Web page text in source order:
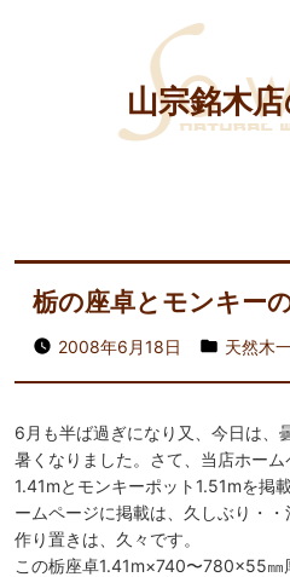
山宗銘木
栃の座卓とモンキー
2008年6月18日 天然木
6月も半ば過ぎになり又、今日は、
暑くなりました。さて、当店ホー
1.41mとモンキーポット1.51mを掲
ームページに掲載は、久しぶり・・
作り置きは、久々です。
この栃座卓1.41m×740〜780×55㎜